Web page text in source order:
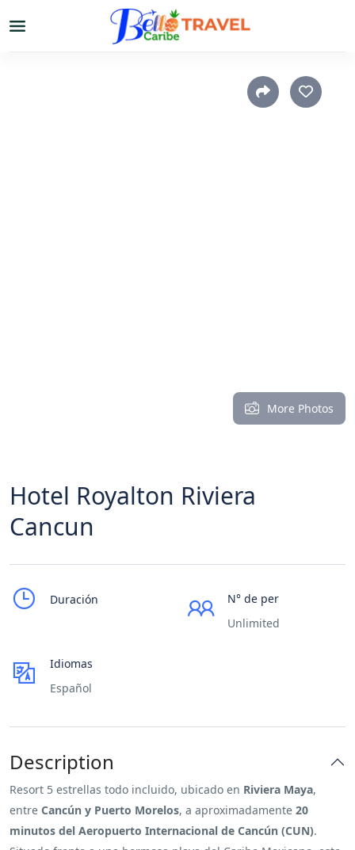
Home
More Photos
Hotel Royalton Riviera
Cancun
Duración
N° de per
Unlimited
Idiomas
Español
Description
Resort 5 estrellas todo incluido, ubicado en Riviera Maya,
entre Cancún y Puerto Morelos, a aproximadamente 20
minutos del Aeropuerto Internacional de Cancún (CUN).